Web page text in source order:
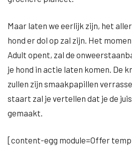
Maar laten we eerlijk zijn, het
hond er dol op zal zijn. Het
Adult opent, zal de
je hond in actie laten komen. De
zullen zijn smaakpapillen
staart zal je vertellen dat je de
gemaakt.
[content-egg module=Offer